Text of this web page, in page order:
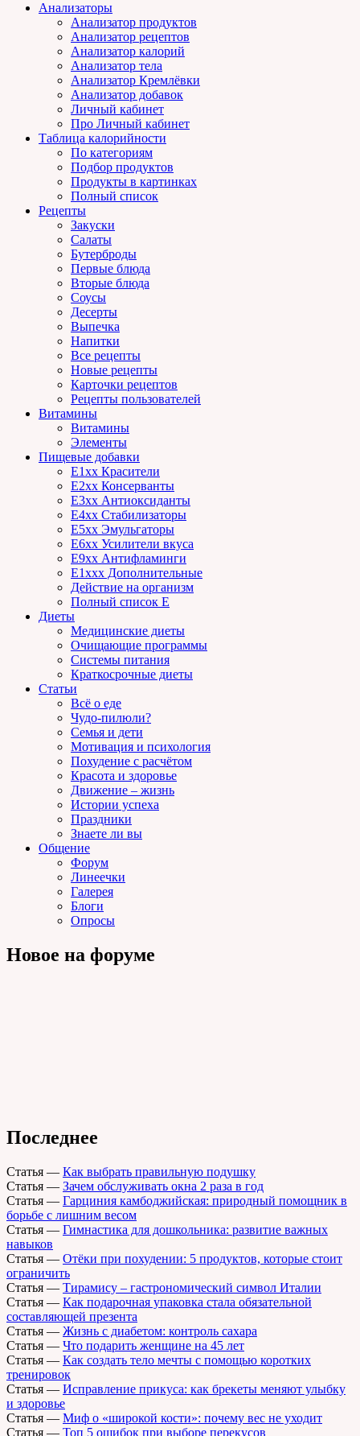
Анализаторы
Анализатор продуктов
Анализатор рецептов
Анализатор калорий
Анализатор тела
Анализатор Кремлёвки
Анализатор добавок
Личный кабинет
Про Личный кабинет
Таблица калорийности
По категориям
Подбор продуктов
Продукты в картинках
Полный список
Рецепты
Закуски
Салаты
Бутерброды
Первые блюда
Вторые блюда
Соусы
Десерты
Выпечка
Напитки
Все рецепты
Новые рецепты
Карточки рецептов
Рецепты пользователей
Витамины
Витамины
Элементы
Пищевые добавки
E1xx Красители
E2xx Консерванты
E3xx Антиоксиданты
E4xx Стабилизаторы
E5xx Эмульгаторы
E6xx Усилители вкуса
E9xx Антифламинги
E1xxx Дополнительные
Действие на организм
Полный список E
Диеты
Медицинские диеты
Очищающие программы
Системы питания
Краткосрочные диеты
Статьи
Всё о еде
Чудо-пилюли?
Семья и дети
Мотивация и психология
Похудение с расчётом
Красота и здоровье
Движение – жизнь
Истории успеха
Праздники
Знаете ли вы
Общение
Форум
Линеечки
Галерея
Блоги
Опросы
Новое на форуме
Последнее
Статья — Как выбрать правильную подушку
Статья — Зачем обслуживать окна 2 раза в год
Статья — Гарциния камбоджийская: природный помощник в
борьбе с лишним весом
Статья — Гимнастика для дошкольника: развитие важных
навыков
Статья — Отёки при похудении: 5 продуктов, которые стоит
ограничить
Статья — Тирамису – гастрономический символ Италии
Статья — Как подарочная упаковка стала обязательной
составляющей презента
Статья — Жизнь с диабетом: контроль сахара
Статья — Что подарить женщине на 45 лет
Статья — Как создать тело мечты с помощью коротких
тренировок
Статья — Исправление прикуса: как брекеты меняют улыбку
и здоровье
Статья — Миф о «широкой кости»: почему вес не уходит
Статья — Топ 5 ошибок при выборе перекусов